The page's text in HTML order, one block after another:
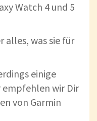
Watch 4 und 5
was sie für
einige
empfehlen wir Dir
von Garmin